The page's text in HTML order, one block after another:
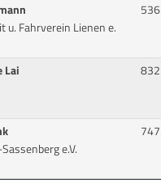
u. Fahrverein Lienen e.
536
Lai
832
e.V.
747